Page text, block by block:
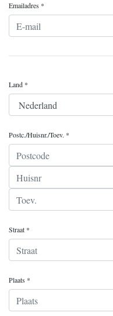
Emailadres *
Land *
Postc./Huisnr./Toev. *
Straat *
Plaats *